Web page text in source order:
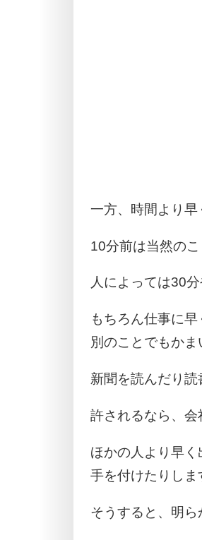
一方、時間より早
10分前は当然のこ
人によっては30
もちろん仕事に
別のことでもかま
新聞を読んだり読
許されるなら、会
ほかの人より早
手を付けたりしま
そうすると、明ら